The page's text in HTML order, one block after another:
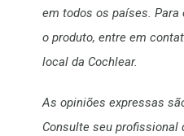
em todos os países.
o produto, entre em
local da Cochlear.
As opiniões expressas
Consulte seu profissional